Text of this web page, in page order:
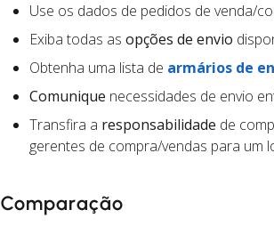
Use os dados de pedidos de venda/
Exiba todas as opções de envio
Obtenha uma lista de armários de
Comunique necessidades de envio
Transfira a responsabilidade de
gerentes de compra/vendas para um
Comparação